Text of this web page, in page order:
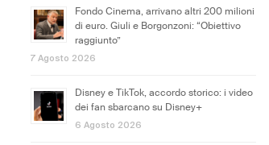
Fondo Cinema, arrivano altri 200 milioni
di euro. Giuli e Borgonzoni: “Obiettivo
raggiunto”
7 Agosto 2026
Disney e TikTok, accordo storico: i video
dei fan sbarcano su Disney+
6 Agosto 2026